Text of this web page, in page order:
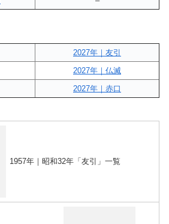
2027年｜友引
2027年｜仏滅
2027年｜赤口
1957年｜昭和32年「友引」一覧